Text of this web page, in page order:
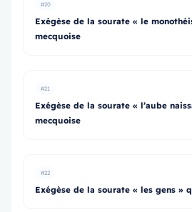
#20
Exégèse de la sourate « le
mecquoise
#21
Exégèse de la sourate « l’aube
mecquoise
#22
Exégèse de la sourate « les gens »